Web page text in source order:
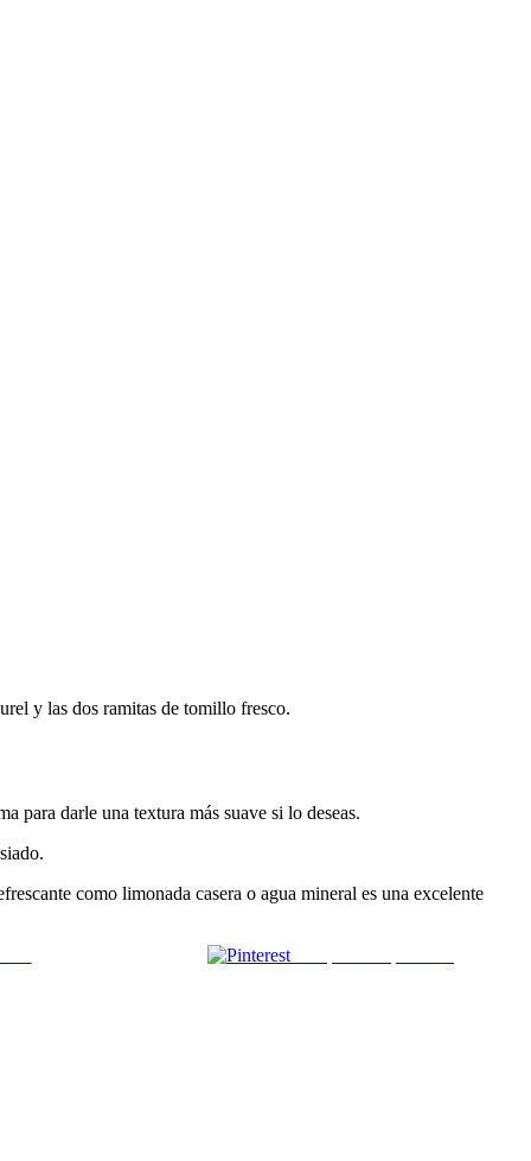
y las dos ramitas de tomillo fresco.
para darle una textura más suave si lo deseas.
como limonada casera o agua mineral es una excelente
Comparte en pinterest